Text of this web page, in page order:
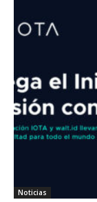
Noticias